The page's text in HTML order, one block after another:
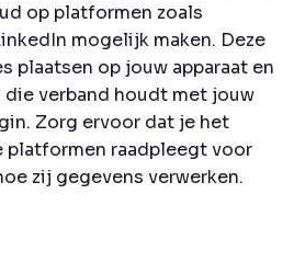
op platformen zoals
mogelijk maken. Deze
plaatsen op jouw apparaat en
verband houdt met jouw
Zorg ervoor dat je het
platformen raadpleegt voor
zij gegevens verwerken.